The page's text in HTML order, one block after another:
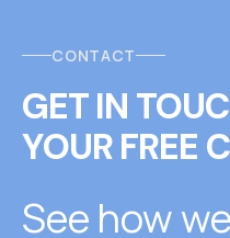
CONTACT
GET IN
YOUR FREE
See how